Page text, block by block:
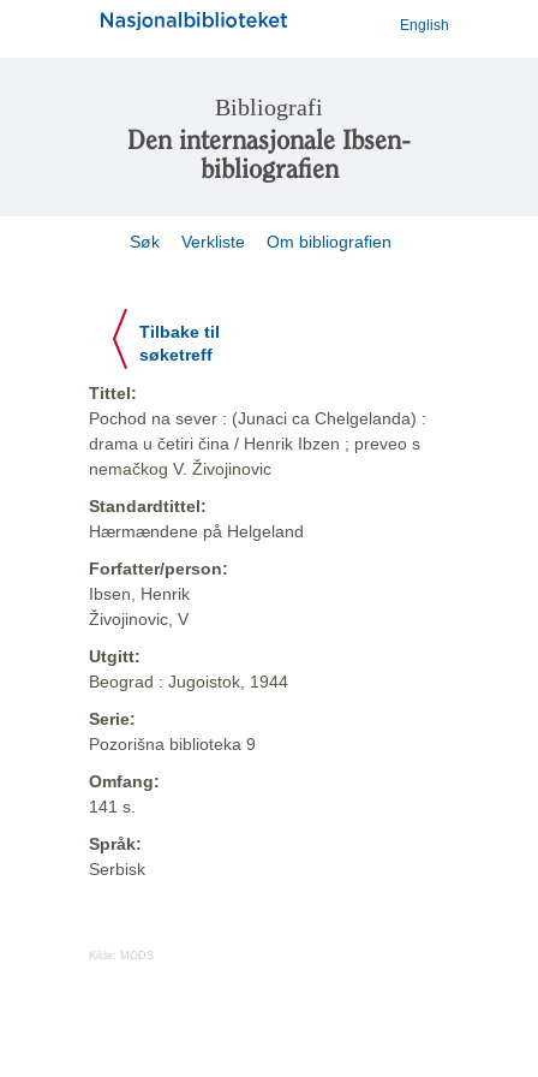
English
Bibliografi
Den internasjonale Ibsen-
bibliografien
Søk Verkliste Om bibliografien
Tilbake til
søketreff
Tittel:
Pochod na sever : (Junaci ca Chelgelanda) :
drama u četiri čina / Henrik Ibzen ; preveo s
nemačkog V. Živojinovic
Standardtittel:
Hærmændene på Helgeland
Forfatter/person:
Ibsen, Henrik
Živojinovic, V
Utgitt:
Beograd : Jugoistok, 1944
Serie:
Pozorišna biblioteka 9
Omfang:
141 s.
Språk:
Serbisk
Kilde: MODS